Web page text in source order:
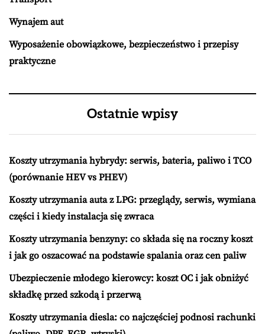
Wynajem aut
Wyposażenie obowiązkowe, bezpieczeństwo i przepisy
praktyczne
Ostatnie wpisy
Koszty utrzymania hybrydy: serwis, bateria, paliwo i TCO
(porównanie HEV vs PHEV)
Koszty utrzymania auta z LPG: przeglądy, serwis, wymiana
części i kiedy instalacja się zwraca
Koszty utrzymania benzyny: co składa się na roczny koszt
i jak go oszacować na podstawie spalania oraz cen paliw
Ubezpieczenie młodego kierowcy: koszt OC i jak obniżyć
składkę przed szkodą i przerwą
Koszty utrzymania diesla: co najczęściej podnosi rachunki